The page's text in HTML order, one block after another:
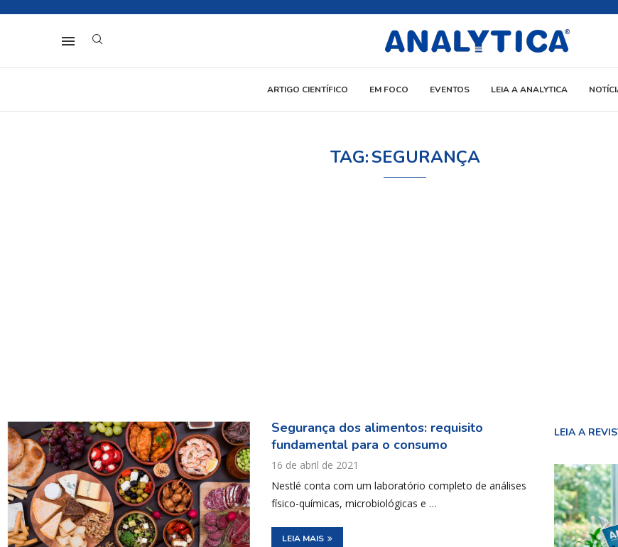
ARTIGO CIENTÍFICO EM FOCO EVENTOS LEIA A ANALYTICA
TAG:SEGURANÇA
Segurança dos alimentos: requisito
fundamental para o consumo
16 de abril de 2021
Nestlé conta com um laboratório completo de análises
físico-químicas, microbiológicas e …
LEIA MAIS
LEIA A